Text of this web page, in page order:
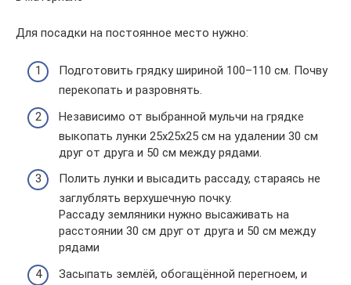
Для посадки на постоянное место нужно:
Подготовить грядку шириной 100–110 см. Почву
перекопать и разровнять.
Независимо от выбранной мульчи на грядке
выкопать лунки 25х25х25 см на удалении 30 см
друг от друга и 50 см между рядами.
Полить лунки и высадить рассаду, стараясь не
заглублять верхушечную почку.
Рассаду земляники нужно высаживать на
расстоянии 30 см друг от друга и 50 см между
рядами
Засыпать землёй, обогащённой перегноем, и